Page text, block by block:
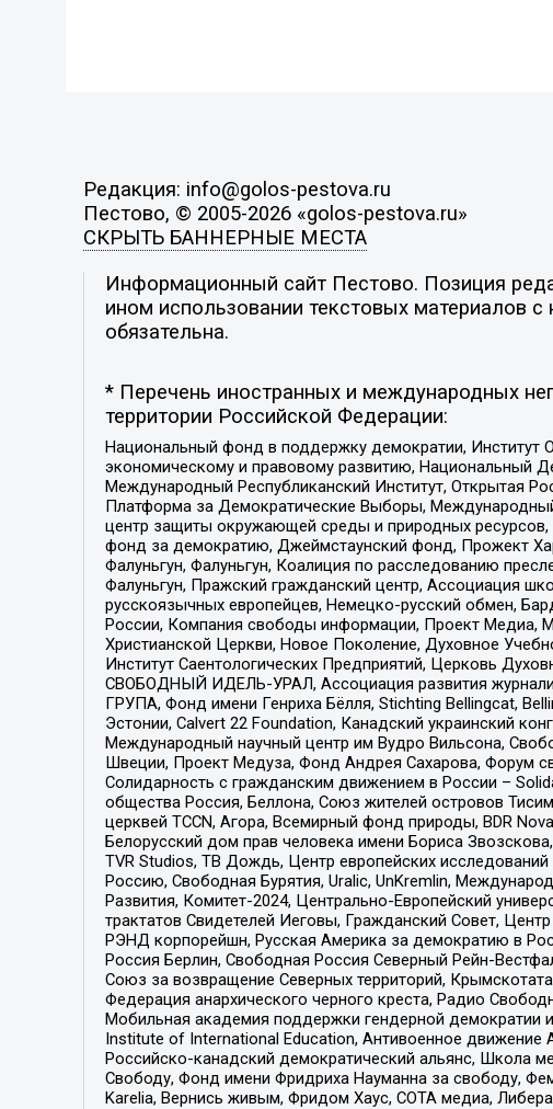
Редакция: info@golos-pestova.ru
Пестово, © 2005-2026 «golos-pestova.ru»
СКРЫТЬ БАННЕРНЫЕ МЕСТА
Информационный сайт Пестово. Позиция
ином использовании текстовых материалов
обязательна.
* Перечень иностранных и международных
территории Российской Федерации:
Национальный фонд в поддержку демократии,
экономическому и правовому развитию, Национальный
Международный Республиканский Институт, Открытая
Платформа за Демократические Выборы,
центр защиты окружающей среды и природных ресурсов,
фонд за демократию, Джеймстаунский фонд, Прожект
Фалуньгун, Фалуньгун, Коалиция по расследованию
Фалуньгун, Пражский гражданский центр, Ассоциация
русскоязычных европейцев, Немецко-русский обмен,
России, Компания свободы информации, Проект Медиа,
Христианской Церкви, Новое Поколение, Духовное
Институт Саентологических Предприятий, Церковь
СВОБОДНЫЙ ИДЕЛЬ-УРАЛ, Ассоциация развития
ГРУПА, Фонд имени Генриха Бёлля, Stichting Bellingcat,
Эстонии, Calvert 22 Foundation, Канадский украинский
Международный научный центр им Вудро Вильсона,
Швеции, Проект Медуза, Фонд Андрея Сахарова, Форум
Солидарность с гражданским движением в России –
общества Россия, Беллона, Союз жителей островов
церквей TCCN, Агора, Всемирный фонд природы, BDR
Белорусский дом прав человека имени Бориса
TVR Studios, ТВ Дождь, Центр европейских
Россию, Свободная Бурятия, Uralic, UnKremlin,
Развития, Комитет-2024, Центрально-Европейский
трактатов Свидетелей Иеговы, Гражданский Совет,
РЭНД корпорейшн, Русская Америка за демократию в
Россия Берлин, Свободная Россия Северный Рейн-
Союз за возвращение Северных территорий,
Федерация анархического черного креста, Радио
Мобильная академия поддержки гендерной демократии
Institute of International Education, Антивоенное
Российско-канадский демократический альянс, Школа
Свободу, Фонд имени Фридриха Науманна за свободу,
Karelia, Вернись живым, Фридом Хаус, СОТА медиа,